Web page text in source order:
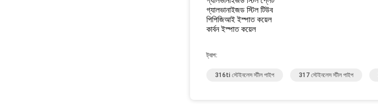
গ্যালভানাইজড স্টিল টিউব
পিপিজিআই ইস্পাত কয়েল
কার্বন ইস্পাত কয়েল
ট্যাগ:
316ti স্টেইনলেস স্টীল পাইপ 317 স্টেইনলেস স্টীল পাইপ